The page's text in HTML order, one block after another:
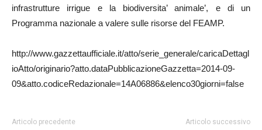
infrastrutture irrigue e la biodiversita’ animale’, e di un
Programma nazionale a valere sulle risorse del FEAMP.
http://www.gazzettaufficiale.it/atto/serie_generale/caricaDettagl
ioAtto/originario?atto.dataPubblicazioneGazzetta=2014-09-
09&atto.codiceRedazionale=14A06886&elenco30giorni=false
Articolo precedente Articolo successivo